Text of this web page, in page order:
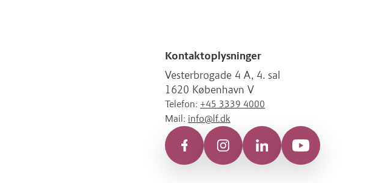
Kontaktoplysninger
Vesterbrogade 4 A, 4. sal
1620 København V
Telefon: +45 3339 4000
Mail: info@lf.dk
FacebookInstagramLinkedIn YouTube